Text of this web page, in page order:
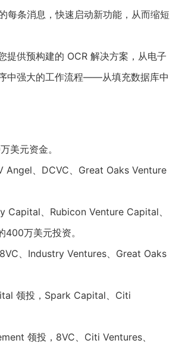
每条消息，快速启动新功能，从而缩短
供预构建的 OCR 解决方案，从电子
中强大的工作流程——从填充数据库中
美元资金。
Angel DCVC 、Great Oaks Venture
Capital、Rubicon Venture Capital、
万美元投资。
8VC 、Industry Ventures、Great Oaks
领投， Spark Capital
Citi
领投，8VC、Citi Ventures、